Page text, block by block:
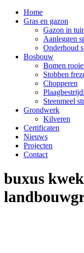
Home
Gras en gazon
Gazon in
Aanleggen
Onderhoud
Bosbouw
Bomen
Stobben
Chopperen
Steenmeel
Grondwerk
Kilveren
Certificaten
Nieuws
Projecten
Contact
buxus